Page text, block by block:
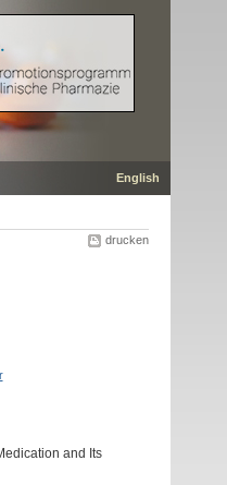
English
drucken
and Its